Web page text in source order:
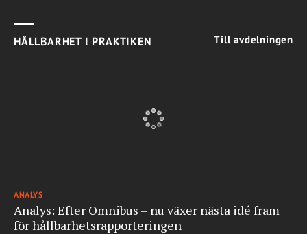
HÅLLBARHET I PRAKTIKEN Till avdelningen
ANALYS
Analys: Efter Omnibus – nu växer nästa idé fram
för hållbarhetsrapporteringen